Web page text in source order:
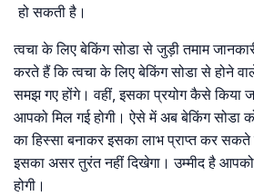
हो सकती है।
त्वचा के लिए बेकिंग सोडा से जुड़ी तमाम
करते हैं कि त्वचा के लिए बेकिंग सोडा से होने
समझ गए होंगे। वहीं, इसका प्रयोग कैसे किया
आपको मिल गई होगी। ऐसे में अब बेकिंग सोडा
का हिस्सा बनाकर इसका लाभ प्राप्त कर
इसका असर तुरंत नहीं दिखेगा। उम्मीद है
होगी।